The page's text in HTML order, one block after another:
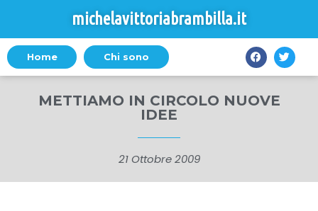
michelavittoriabrambilla.it
Home Chi sono
METTIAMO IN CIRCOLO NUOVE
IDEE
21 Ottobre 2009